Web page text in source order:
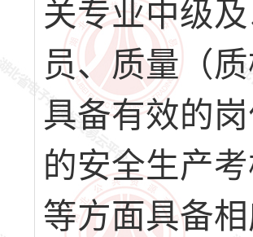
关专业中级
员、质量（
具备有效的
的安全生产
等方面具备